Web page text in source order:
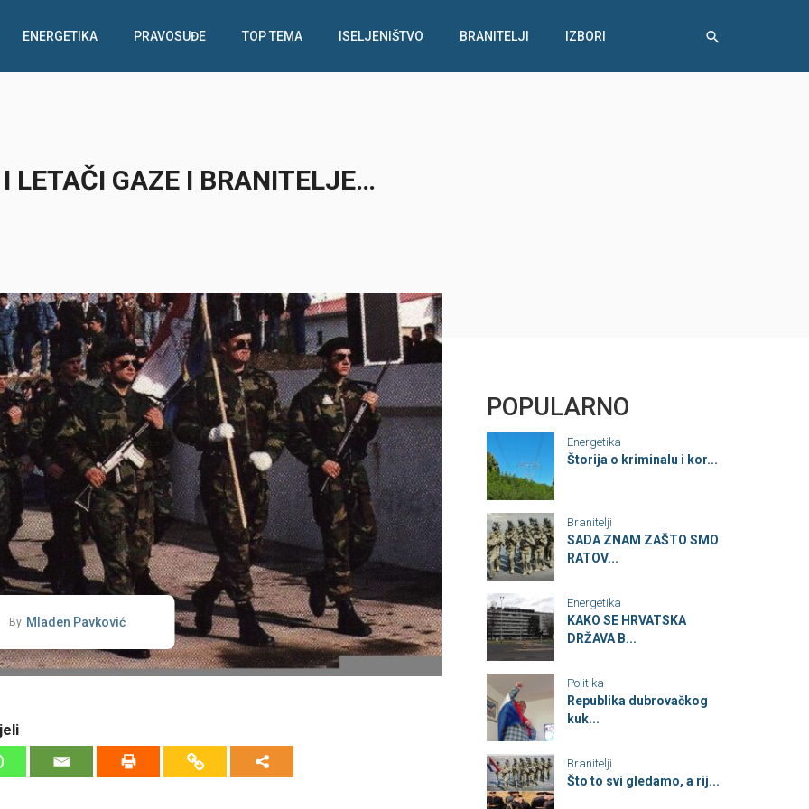
ENERGETIKA PRAVOSUĐE TOP TEMA ISELJENIŠTVO BRANITELJI IZBORI
LETAČI GAZE I BRANITELJE…
By Mladen Pavković
POPULARNO
Energetika
Štorija o kriminalu i kor...
Branitelji
SADA ZNAM ZAŠTO SMO
RATOV...
Energetika
KAKO SE HRVATSKA
DRŽAVA B...
Politika
Republika dubrovačkog
kuk...
Branitelji
Što to svi gledamo, a rij...